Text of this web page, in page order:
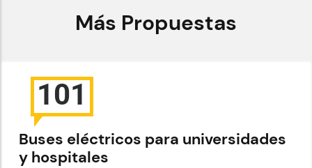
Más Propuestas
101
Buses eléctricos para universidades
y hospitales